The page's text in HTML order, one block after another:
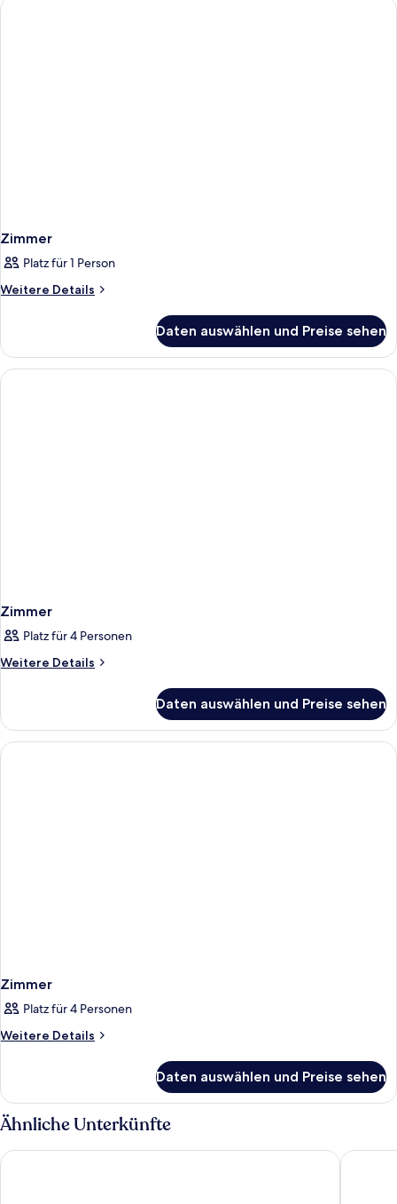
Zimmer
Platz für 1 Person
Weitere Details
Weitere
Daten auswählen und Preise sehen
Zimmer
Platz für 4 Personen
Weitere Details
Weitere
Daten auswählen und Preise sehen
Zimmer
Platz für 4 Personen
Weitere Details
Weitere
Daten auswählen und Preise sehen
Ähnliche Unterkünfte
Hotel Marco Polo Hotel